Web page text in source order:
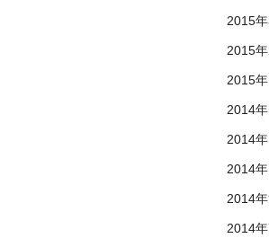
2015年
2015年
2015年
2014
2014
2014
2014年
2014年